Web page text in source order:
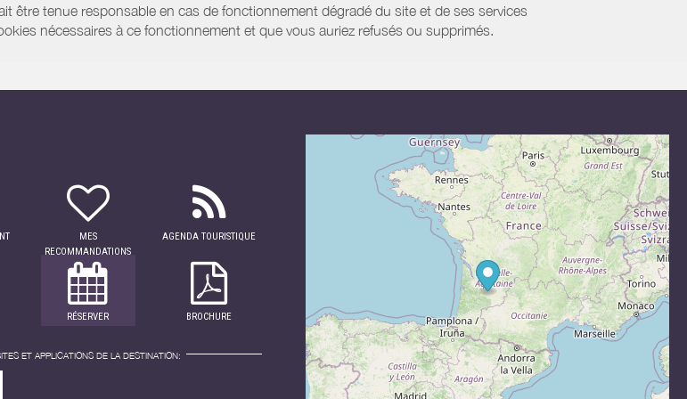
être tenue responsable en cas de fonctionnement dégradé du site et de ses services
nécessaires à ce fonctionnement et que vous auriez refusés ou supprimés.
MES
RECOMMANDATIONS
AGENDA TOURISTIQUE
RÉSERVER BROCHURE
ET APPLICATIONS DE LA DESTINATION: